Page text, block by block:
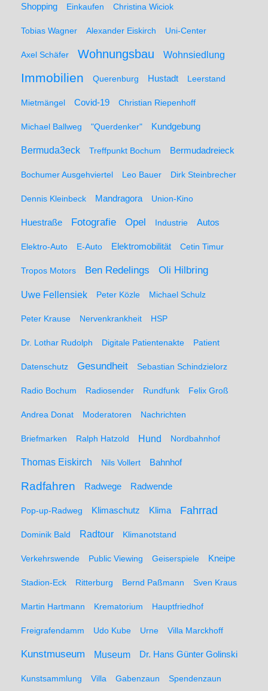
Shopping Einkaufen Christina Wiciok
Tobias Wagner Alexander Eiskirch Uni-Center
Axel Schäfer Wohnungsbau Wohnsiedlung
Immobilien Querenburg Hustadt Leerstand
Mietmängel Covid-19 Christian Riepenhoff
Michael Ballweg "Querdenker" Kundgebung
Bermuda3eck Treffpunkt Bochum Bermudadreieck
Bochumer Ausgehviertel Leo Bauer Dirk Steinbrecher
Dennis Kleinbeck Mandragora Union-Kino
Huestraße Fotografie Opel Industrie Autos
Elektro-Auto E-Auto Elektromobilität Cetin Timur
Tropos Motors Ben Redelings Oli Hilbring
Uwe Fellensiek Peter Közle Michael Schulz
Peter Krause Nervenkrankheit HSP
Dr. Lothar Rudolph Digitale Patientenakte Patient
Datenschutz Gesundheit Sebastian Schindzielorz
Radio Bochum Radiosender Rundfunk Felix Groß
Andrea Donat Moderatoren Nachrichten
Briefmarken Ralph Hatzold Hund Nordbahnhof
Thomas Eiskirch Nils Vollert Bahnhof
Radfahren Radwege Radwende
Pop-up-Radweg Klimaschutz Klima Fahrrad
Dominik Bald Radtour Klimanotstand
Verkehrswende Public Viewing Geiserspiele Kneipe
Stadion-Eck Ritterburg Bernd Paßmann Sven Kraus
Martin Hartmann Krematorium Hauptfriedhof
Freigrafendamm Udo Kube Urne Villa Marckhoff
Kunstmuseum Museum Dr. Hans Günter Golinski
Kunstsammlung Villa Gabenzaun Spendenzaun